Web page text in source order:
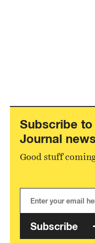
Subscribe
Journal
Good stuff
Subscribe